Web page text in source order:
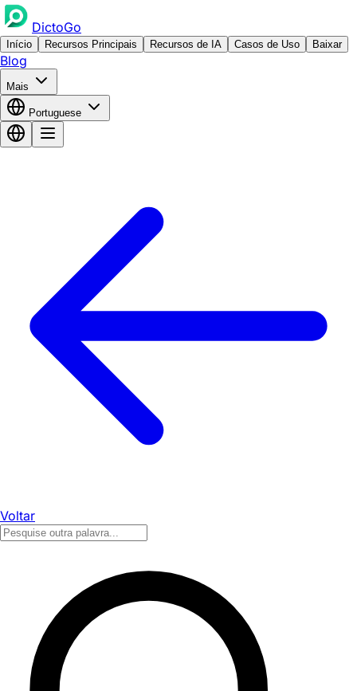
DictoGo
Início Recursos Principais Recursos de IA Casos de Uso Baixar
Blog
Mais
Portuguese
Voltar